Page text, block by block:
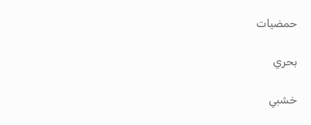
حمضيات
بحري
خشبي